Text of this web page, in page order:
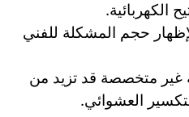
الكهربائية.
حجم المشكلة للفني
غير متخصصة قد تزيد من
العشوائي.